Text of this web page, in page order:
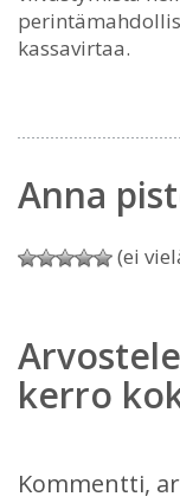
kassavirtaa.
Anna
(ei
kerro
Kommentti,